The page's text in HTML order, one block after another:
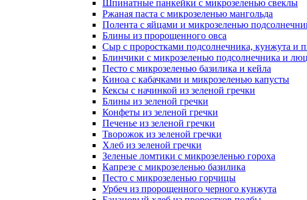
Шпинатные панкейки с микрозеленью свеклы
Ржаная паста с микрозеленью мангольда
Полента с яйцами и микрозеленью
Блины из пророщенного овса
Cыр с проростками подсолнечника, кунжута и
Блинчики с микрозеленью подсолнечника и
Песто с микрозеленью базилика и кейла
Киноа с кабачками и микрозеленью капусты
Кексы с начинкой из зеленой гречки
Блины из зеленой гречки
Конфеты из зеленой гречки
Печенье из зеленой гречки
Творожок из зеленой гречки
Хлеб из зеленой гречки
Зеленые ломтики с микрозеленью гороха
Капрезе с микрозеленью базилика
Песто с микрозеленью горчицы
Урбеч из пророщенного черного кунжута